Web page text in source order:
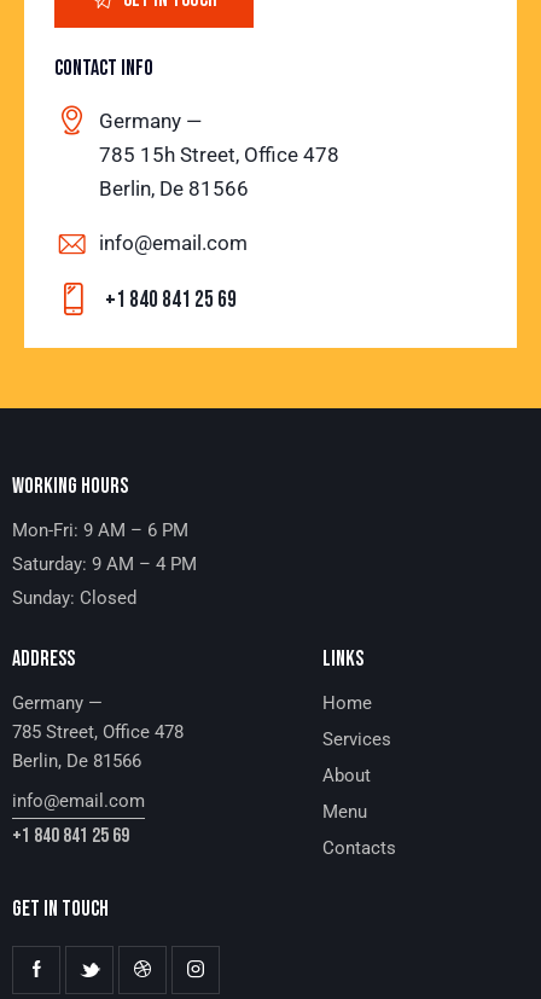
CONTACT INFO
Germany —
785 15h Street, Office 478
Berlin, De 81566
info@email.com
+1 840 841 25 69
WORKING HOURS
Mon-Fri: 9 AM – 6 PM
Saturday: 9 AM – 4 PM
Sunday: Closed
ADDRESS
Germany —
785 Street, Office 478
Berlin, De 81566
info@email.com
+1 840 841 25 69
LINKS
Home
Services
About
Menu
Contacts
GET IN TOUCH